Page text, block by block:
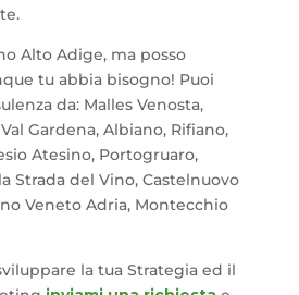
Alto Adige, ma posso
tu abbia bisogno! Puoi
da: Malles Venosta,
Gardena, Albiano, Rifiano,
Atesino, Portogruaro,
Strada del Vino, Castelnuovo
Veneto Adria, Montecchio
la tua Strategia ed il